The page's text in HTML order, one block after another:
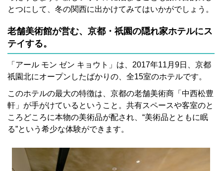
とつにして、冬の関西に出かけてみてはいかがでしょう。
老舗美術館が営む、京都・祇園の隠れ家ホテルにス
テイする。
「アール モン ゼン キョウト」は、2017年11月9日、京都
祇園北にオープンしたばかりの、全15室のホテルです。
このホテルの最大の特徴は、京都の老舗美術商「中西松豊
軒」が手がけているということ。共有スペースや客室のと
ころどころに本物の美術品が配され、“美術品とともに眠
る”という希少な体験ができます。